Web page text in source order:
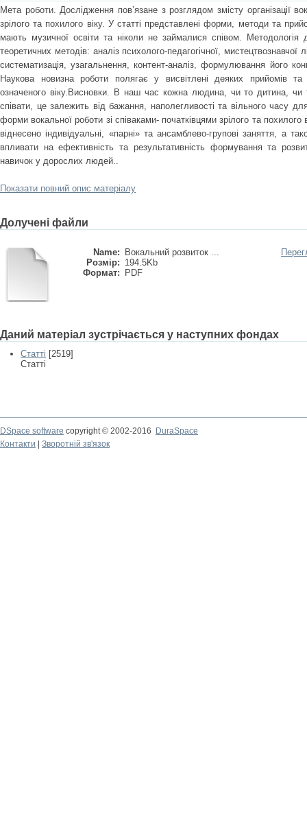
Мета роботи. Дослідження пов’язане з розглядом змісту організації
зрілого та похилого віку. У статті представлені форми, методи та
мають музичної освіти та ніколи не займалися співом. Методологія
теоретичних методів: аналіз психолого-педагогічної, мистецтвознавчої
систематизація, узагальнення, контент-аналіз, формулювання його
Наукова новизна роботи полягає у висвітлені деяких прийомів
означеного віку.Висновки. В наш час кожна людина, чи то дитина,
співати, це залежить від бажання, наполегливості та вільного часу
форми вокальної роботи зі співаками- початківцями зрілого та похилого
віднесено індивідуальні, «парні» та ансамблево-групові заняття, а
впливати на ефективність та результативність формування та
навичок у дорослих людей..
Показати повний опис матеріалу
Долучені файли
Name:
Вокальний розвиток ...
Розмір: 194.5Kb
Формат:
PDF
Даний матеріал зустрічається у наступних фондах
Статті [2519]
Статті
DSpace software copyright © 2002-2016
DuraSpace
Контакти
Зворотній зв'язок